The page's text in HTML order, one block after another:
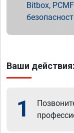
Bitbox,
Ваши действия:
1